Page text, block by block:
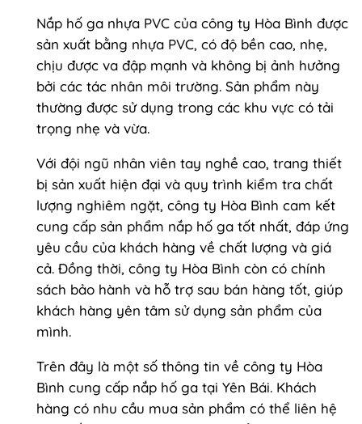
Nắp hố ga nhựa PVC của công ty Hòa Bình được
sản xuất bằng nhựa PVC, có độ bền cao, nhẹ,
chịu được va đập mạnh và không bị ảnh hưởng
bởi các tác nhân môi trường. Sản phẩm này
thường được sử dụng trong các khu vực có tải
trọng nhẹ và vừa.
Với đội ngũ nhân viên tay nghề cao, trang thiết
bị sản xuất hiện đại và quy trình kiểm tra chất
lượng nghiêm ngặt, công ty Hòa Bình cam kết
cung cấp sản phẩm nắp hố ga tốt nhất, đáp ứng
yêu cầu của khách hàng về chất lượng và giá
cả. Đồng thời, công ty Hòa Bình còn có chính
sách bảo hành và hỗ trợ sau bán hàng tốt, giúp
khách hàng yên tâm sử dụng sản phẩm của
mình.
Trên đây là một số thông tin về công ty Hòa
Bình cung cấp nắp hố ga tại Yên Bái. Khách
hàng có nhu cầu mua sản phẩm có thể liên hệ